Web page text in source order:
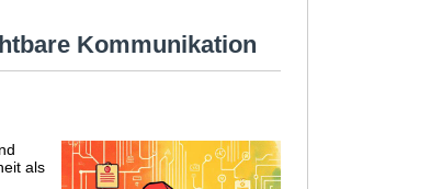
Kommunikation
als